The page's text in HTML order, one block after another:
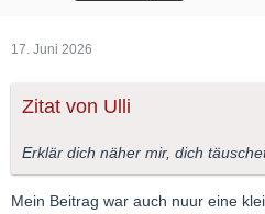
17. Juni 2026
Zitat von Ulli
Erklär dich näher mir, dich
Mein Beitrag war auch nuur eine